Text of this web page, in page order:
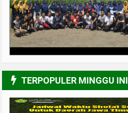
3/6
TERPOPULER MINGGU INI